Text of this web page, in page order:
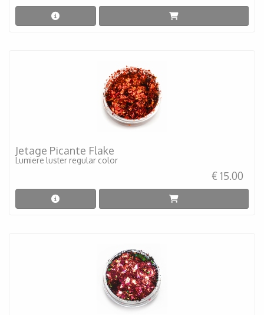
Jetage Picante Flake
Lumiere luster regular color
€ 15.00